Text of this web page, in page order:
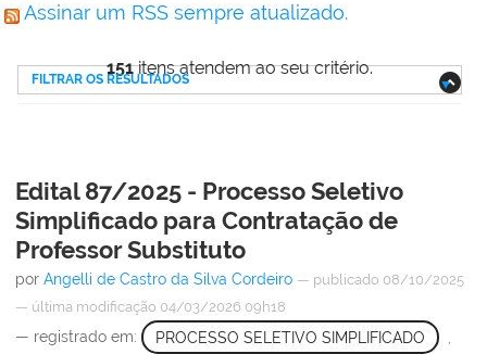
Assinar um RSS sempre atualizado.
151itens atendem ao seu critério.
FILTRAR OS RESULTADOS
Edital 87/2025 - Processo Seletivo
Simplificado para Contratação de
Professor Substituto
por Angelli de Castro da Silva Cordeiro — publicado 08/10/2025
— última modificação 04/03/2026 09h18
— registrado em: PROCESSO SELETIVO SIMPLIFICADO